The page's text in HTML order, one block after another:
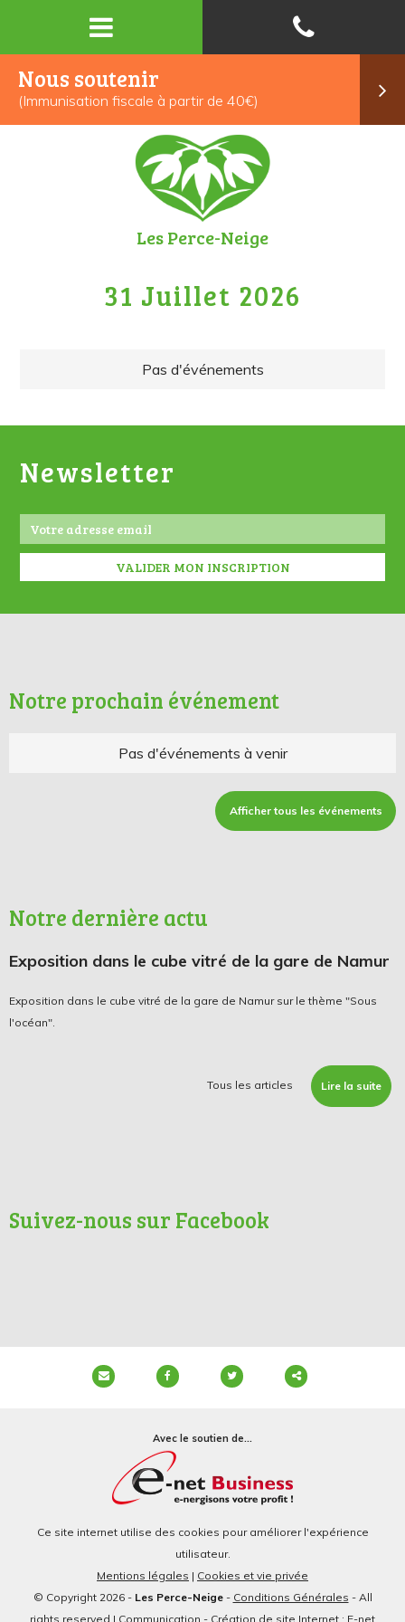
Nous soutenir
(Immunisation fiscale à partir de 40€)
Les Perce-Neige
31 Juillet 2026
Pas d'événements
Newsletter
Notre prochain événement
Pas d'événements à venir
Afficher tous les événements
Notre dernière actu
Exposition dans le cube vitré de la gare de Namur
Exposition dans le cube vitré de la gare de Namur sur le thème "Sous
l'océan".
Tous les articles Lire la suite
Suivez-nous sur Facebook
Avec le soutien de...
Ce site internet utilise des cookies pour améliorer l'expérience
utilisateur.
Mentions légales | Cookies et vie privée
© Copyright 2026 - Les Perce-Neige- Conditions Générales - All
rights reserved | Communication - Création de site Internet : E-net